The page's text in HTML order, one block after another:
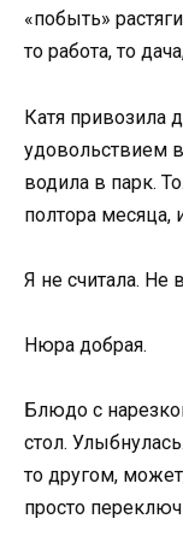
«побыть»
то работа, то
Катя привозила
удовольствием
водила в парк.
полтора месяца,
Я не считала. Не
Нюра добрая.
Блюдо с
стол.
то другом,
просто